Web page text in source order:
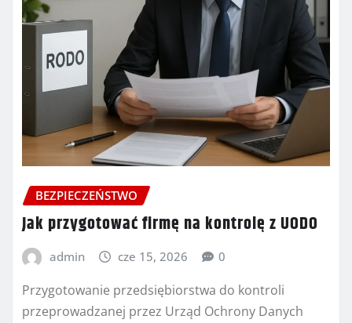
BEZPIECZEŃSTWO
Jak przygotować firmę na kontrolę z UODO
admin cze 15, 2026 0
Przygotowanie przedsiębiorstwa do kontroli
przeprowadzanej przez Urząd Ochrony Danych